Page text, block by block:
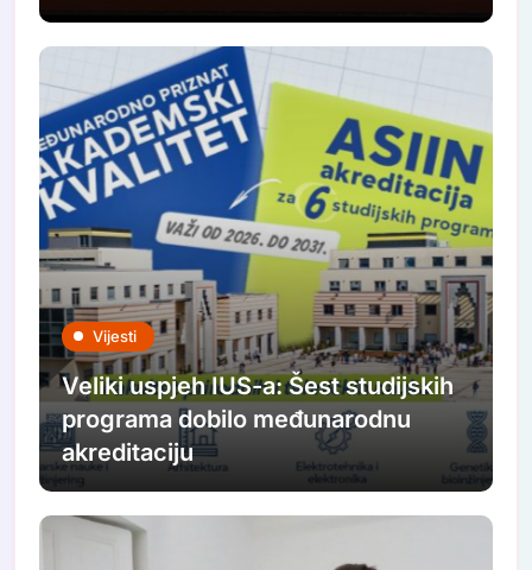
filmovima.
Vijesti
Veliki uspjeh IUS-a: Šest studijskih
programa dobilo međunarodnu
akreditaciju